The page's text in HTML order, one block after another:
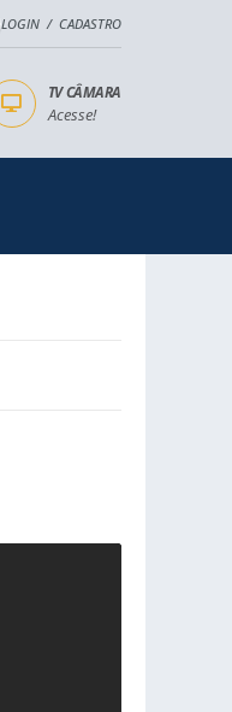
LOGIN / CADASTRO
TV CÂMARA
Acesse!